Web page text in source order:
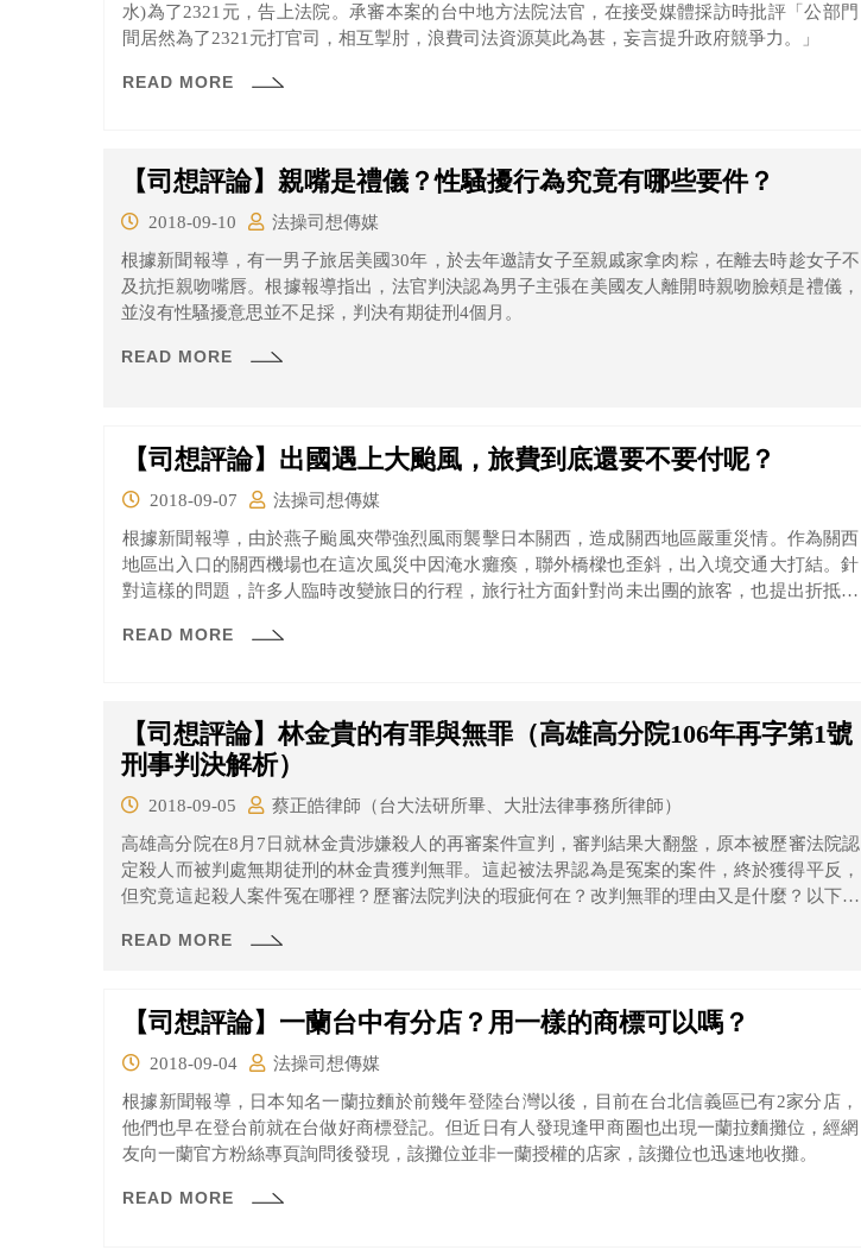
水)為了2321元，告上法院。承審本案的台中地方法院法官，在接受媒體採訪時批評「公部門
間居然為了2321元打官司，相互掣肘，浪費司法資源莫此為甚，妄言提升政府競爭力。」
READ MORE
【司想評論】親嘴是禮儀？性騷擾行為究竟有哪些要件？
2018-09-10
法操司想傳媒
根據新聞報導，有一男子旅居美國30年，於去年邀請女子至親戚家拿肉粽，在離去時趁女子不
及抗拒親吻嘴唇。根據報導指出，法官判決認為男子主張在美國友人離開時親吻臉頰是禮儀，
並沒有性騷擾意思並不足採，判決有期徒刑4個月。
READ MORE
【司想評論】出國遇上大颱風，旅費到底還要不要付呢？
2018-09-07
法操司想傳媒
根據新聞報導，由於燕子颱風夾帶強烈風雨襲擊日本關西，造成關西地區嚴重災情。作為關西
地區出入口的關西機場也在這次風災中因淹水癱瘓，聯外橋樑也歪斜，出入境交通大打結。針
對這樣的問題，許多人臨時改變旅日的行程，旅行社方面針對尚未出團的旅客，也提出折抵或
READ MORE
【司想評論】林金貴的有罪與無罪（高雄高分院106年再字第1號
刑事判決解析）
2018-09-05
蔡正皓律師（台大法研所畢、大壯法律事務所律師）
高雄高分院在8月7日就林金貴涉嫌殺人的再審案件宣判，審判結果大翻盤，原本被歷審法院認
定殺人而被判處無期徒刑的林金貴獲判無罪。這起被法界認為是冤案的案件，終於獲得平反，
但究竟這起殺人案件冤在哪裡？歷審法院判決的瑕疵何在？改判無罪的理由又是什麼？以下本
READ MORE
【司想評論】一蘭台中有分店？用一樣的商標可以嗎？
2018-09-04
法操司想傳媒
根據新聞報導，日本知名一蘭拉麵於前幾年登陸台灣以後，目前在台北信義區已有2家分店，
他們也早在登台前就在台做好商標登記。但近日有人發現逢甲商圈也出現一蘭拉麵攤位，經網
友向一蘭官方粉絲專頁詢問後發現，該攤位並非一蘭授權的店家，該攤位也迅速地收攤。
READ MORE